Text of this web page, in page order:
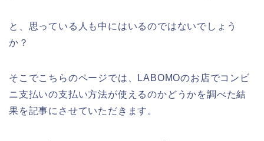
と、思っている人も中にはいるのではないでしょう
か？
そこでこちらのページでは、LABOMOのお店でコンビ
ニ支払いの支払い方法が使えるのかどうかを調べた結
果を記事にさせていただきます。